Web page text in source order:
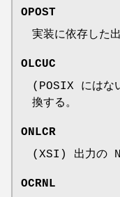
OPOST
実装に依存した
OLCUC
(POSIX にはな
換する。
ONLCR
(XSI) 出力の
OCRNL